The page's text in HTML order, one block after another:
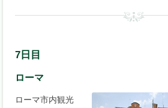
7日目
ローマ
ローマ市内観光